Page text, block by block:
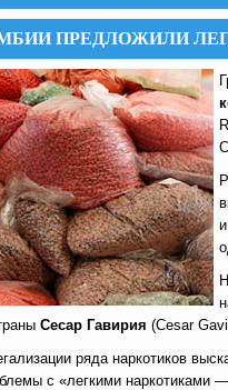
ПРЕДЛОЖИЛИ
Сесар Гавирия (Cesar
ряда наркотиков
с «легкими наркотиками